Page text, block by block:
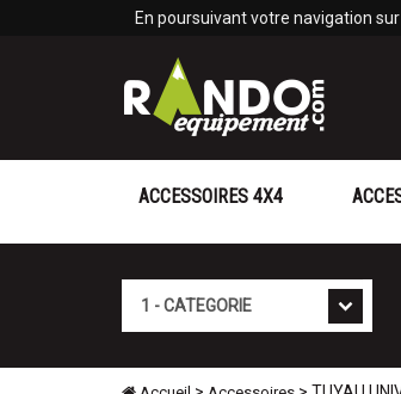
En poursuivant votre navigation
ACCESSOIRES 4X4
Panneau de gestion des cookies